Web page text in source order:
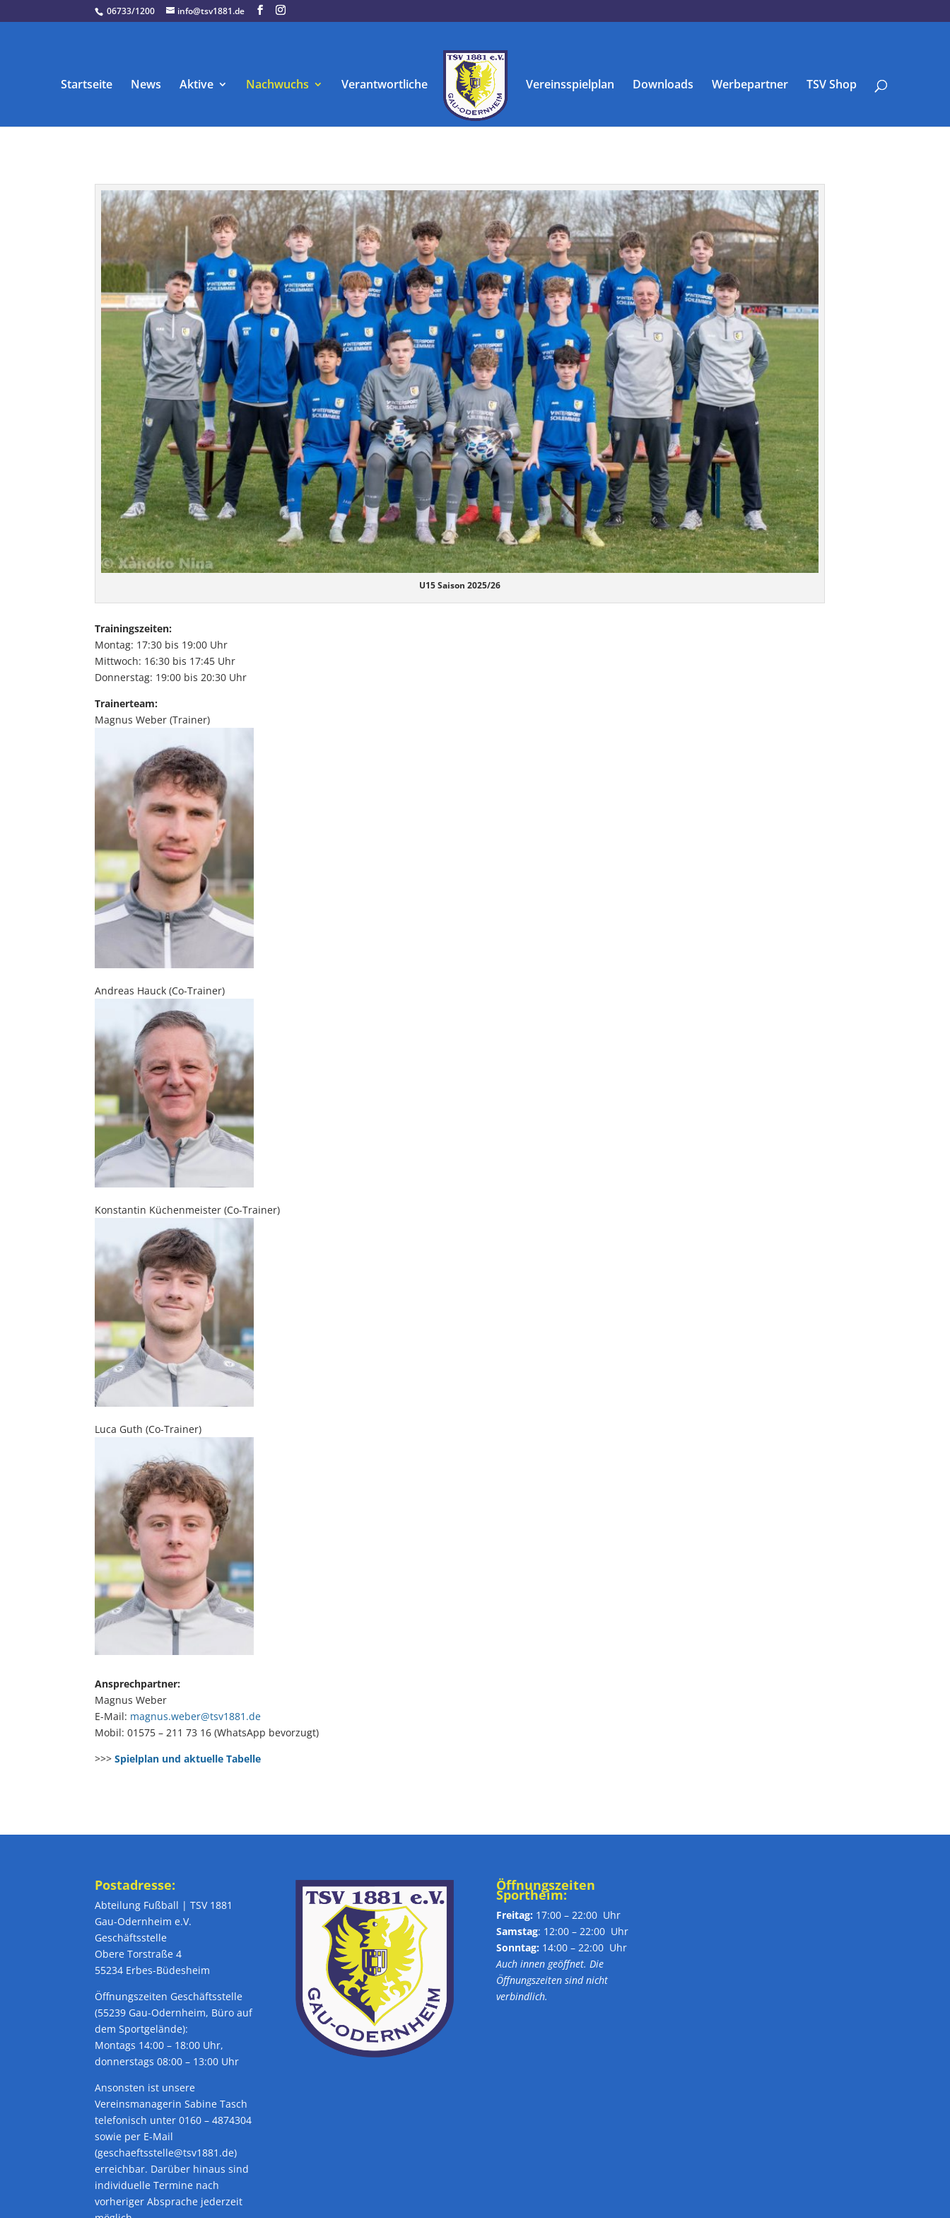
06733/1200 info@tsv1881.de
Startseite News Aktive Nachwuchs Verantwortliche Vereinsspielplan Downloads Werbepartner TSV Shop
U15 Saison 2025/26
Trainingszeiten:
Montag: 17:30 bis 19:00 Uhr
Mittwoch: 16:30 bis 17:45 Uhr
Donnerstag: 19:00 bis 20:30 Uhr
Trainerteam:
Magnus Weber (Trainer)
Andreas Hauck (Co-Trainer)
Konstantin Küchenmeister (Co-Trainer)
Luca Guth (Co-Trainer)
Ansprechpartner:
Magnus Weber
E-Mail: magnus.weber@tsv1881.de
Mobil: 01575 – 211 73 16 (WhatsApp bevorzugt)
>>>Spielplan und aktuelle Tabelle
Postadresse:
Abteilung Fußball | TSV 1881
Gau-Odernheim e.V.
Geschäftsstelle
Obere Torstraße 4
55234 Erbes-Büdesheim
Öffnungszeiten Geschäftsstelle
(55239 Gau-Odernheim, Büro auf
dem Sportgelände):
Montags 14:00 – 18:00 Uhr,
donnerstags 08:00 – 13:00 Uhr
Ansonsten ist unsere
Vereinsmanagerin Sabine Tasch
telefonisch unter 0160 – 4874304
sowie per E-Mail
(geschaeftsstelle@tsv1881.de)
erreichbar. Darüber hinaus sind
individuelle Termine nach
vorheriger Absprache jederzeit
Öffnungszeiten
Sportheim:
Freitag: 17:00 – 22:00 Uhr
Samstag: 12:00 – 22:00 Uhr
Sonntag: 14:00 – 22:00 Uhr
Auch innen geöffnet. Die
Öffnungszeiten sind nicht
verbindlich.